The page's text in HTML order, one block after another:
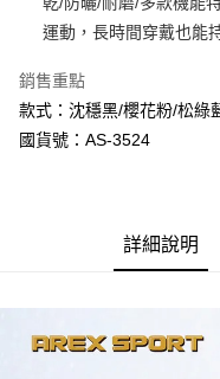
大哥付你分期
相關說明
1.本服務由台灣大哥大提供，
2.付款方式選擇「大哥付你分
消。如遇「轉專審核」未通
法說明評估內容。
1.分期款項不併入電信帳單，
醒簡訊。
2.透過簡訊連結打開帳單後，
AFTEE先享後付
相關說明
１．簡單：不需註冊會員、
２．便利：只要手機號碼，
１．於結帳方式選擇「
運動，長時間穿戴也能
銷售重點
款式：沈穩黑/櫻花粉/松綠
國貨號：AS-3524
詳細說明